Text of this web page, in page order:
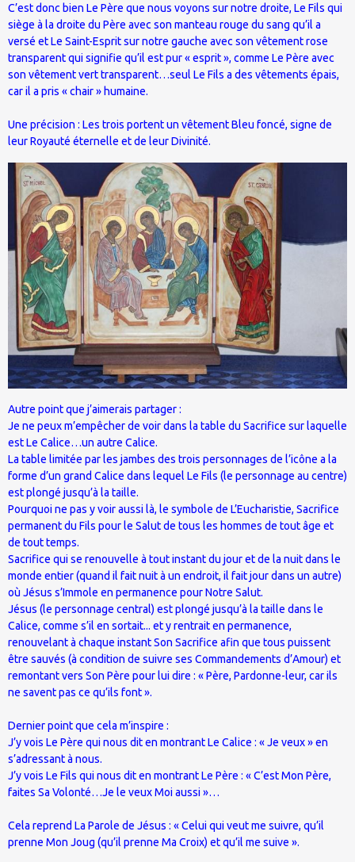
C’est donc bien Le Père que nous voyons sur notre droite, Le Fils qui
siège à la droite du Père avec son manteau rouge du sang qu’il a
versé et Le Saint-Esprit sur notre gauche avec son vêtement rose
transparent qui signifie qu’il est pur « esprit », comme Le Père avec
son vêtement vert transparent…seul Le Fils a des vêtements épais,
car il a pris « chair » humaine.
Une précision : Les trois portent un vêtement Bleu foncé, signe de
leur Royauté éternelle et de leur Divinité.
Autre point que j’aimerais partager :
Je ne peux m’empêcher de voir dans la table du Sacrifice sur laquelle
est Le Calice…un autre Calice.
La table limitée par les jambes des trois personnages de l’icône a la
forme d’un grand Calice dans lequel Le Fils (le personnage au centre)
est plongé jusqu’à la taille.
Pourquoi ne pas y voir aussi là, le symbole de L’Eucharistie, Sacrifice
permanent du Fils pour le Salut de tous les hommes de tout âge et
de tout temps.
Sacrifice qui se renouvelle à tout instant du jour et de la nuit dans le
monde entier (quand il fait nuit à un endroit, il fait jour dans un autre)
où Jésus s’Immole en permanence pour Notre Salut.
Jésus (le personnage central) est plongé jusqu’à la taille dans le
Calice, comme s’il en sortait... et y rentrait en permanence,
renouvelant à chaque instant Son Sacrifice afin que tous puissent
être sauvés (à condition de suivre ses Commandements d’Amour) et
remontant vers Son Père pour lui dire : « Père, Pardonne-leur, car ils
ne savent pas ce qu’ils font ».
Dernier point que cela m’inspire :
J’y vois Le Père qui nous dit en montrant Le Calice : « Je veux » en
s’adressant à nous.
J’y vois Le Fils qui nous dit en montrant Le Père : « C’est Mon Père,
faites Sa Volonté…Je le veux Moi aussi »…
Cela reprend La Parole de Jésus : « Celui qui veut me suivre, qu’il
prenne Mon Joug (qu’il prenne Ma Croix) et qu’il me suive ».